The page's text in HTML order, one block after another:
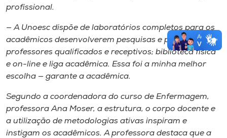
profissional.
— A Unoesc dispõe de laboratórios completos para os
acadêmicos desenvolverem pesquisas e projetos;
professores qualificados e receptivos; biblioteca física
e on-line e liga acadêmica. Essa foi a minha melhor
escolha — garante a acadêmica.
Segundo a coordenadora do curso de Enfermagem,
professora Ana Moser, a estrutura, o corpo docente e
a utilização de metodologias ativas inspiram e
instigam os acadêmicos. A professora destaca que a